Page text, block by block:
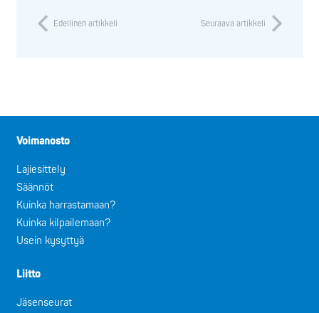
Edellinen artikkeli Seuraava artikkeli
Voimanosto
Lajiesittely
Säännöt
Kuinka harrastamaan?
Kuinka kilpailemaan?
Usein kysyttyä
Liitto
Jäsenseurat